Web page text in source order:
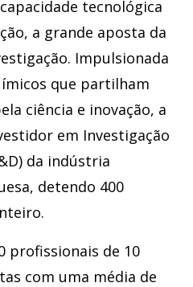
tecnológica
a grande aposta da
Impulsionada
que partilham
ciência e inovação, a
em Investigação
da indústria
detendo 400
profissionais de 10
com uma média de